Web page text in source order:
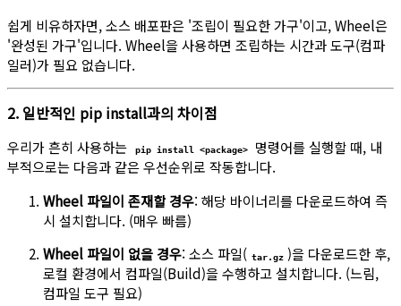
쉽게 비유하자면, 소스 배포판은 '조립이 필요한 가구'이고, Wheel은
'완성된 가구'입니다. Wheel을 사용하면 조립하는 시간과 도구(컴파
일러)가 필요 없습니다.
2. 일반적인 pip install과의 차이점
우리가 흔히 사용하는 pip install <package>
명령어를 실행할 때, 내
부적으로는 다음과 같은 우선순위로 작동합니다.
Wheel 파일이 존재할 경우: 해당 바이너리를 다운로드하여 즉
시 설치합니다. (매우 빠름)
Wheel 파일이 없을 경우: 소스 파일( tar.gz )을 다운로드한 후,
로컬 환경에서 컴파일(Build)을 수행하고 설치합니다. (느림,
컴파일 도구 필요)